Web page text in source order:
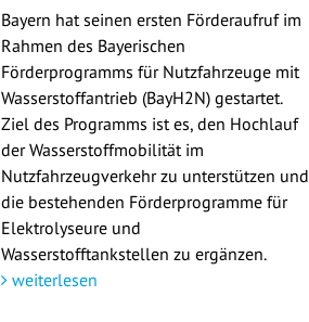
Bayern hat seinen ersten Förderaufruf im
Rahmen des Bayerischen
Förderprogramms für Nutzfahrzeuge mit
Wasserstoffantrieb (BayH2N) gestartet.
Ziel des Programms ist es, den Hochlauf
der Wasserstoffmobilität im
Nutzfahrzeugverkehr zu unterstützen und
die bestehenden Förderprogramme für
Elektrolyseure und
Wasserstofftankstellen zu ergänzen.
weiterlesen